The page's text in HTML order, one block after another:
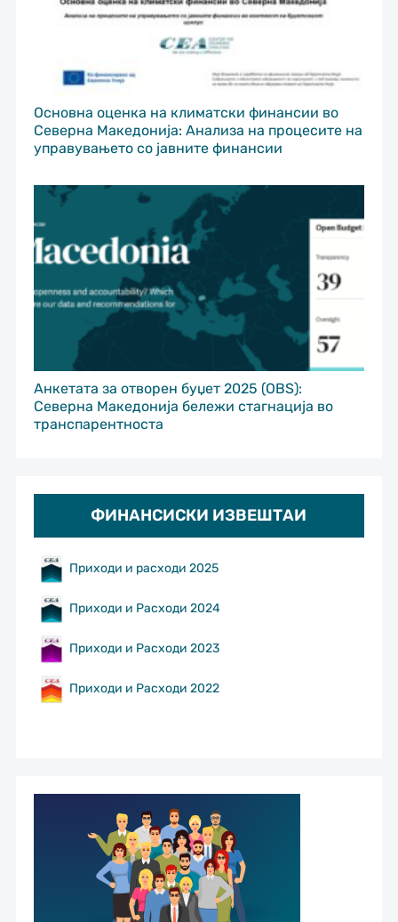
Основна оценка на климатски финансии во
Северна Македонија: Анализа на процесите на
управувањето со јавните финансии
Анкетата за отворен буџет 2025 (OBS):
Северна Македонија бележи стагнација во
транспарентноста
ФИНАНСИСКИ ИЗВЕШТАИ
Приходи и расходи 2025
Приходи и Расходи 2024
Приходи и Расходи 2023
Приходи и Расходи 2022